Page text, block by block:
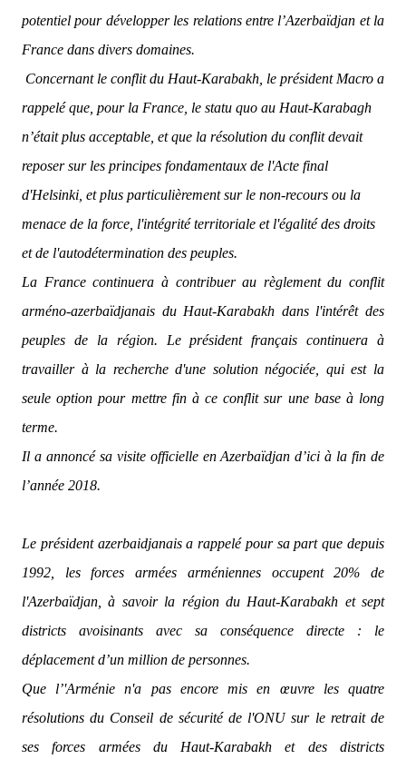
potentiel pour développer les relations entre l’Azerbaïdjan et la
France dans divers domaines.
Concernant le conflit du Haut-Karabakh, le président Macro a
rappelé que, pour la France, le statu quo au Haut-Karabagh
n’était plus acceptable, et que la résolution du conflit devait
reposer sur les principes fondamentaux de l'Acte final
d'Helsinki, et plus particulièrement sur le non-recours ou la
menace de la force, l'intégrité territoriale et l'égalité des droits
et de l'autodétermination des peuples.
La France continuera à contribuer au règlement du conflit
arméno-azerbaïdjanais du Haut-Karabakh dans l'intérêt des
peuples de la région. Le président français continuera à
travailler à la recherche d'une solution négociée, qui est la
seule option pour mettre fin à ce conflit sur une base à long
terme.
Il a annoncé sa visite officielle en Azerbaïdjan d’ici à la fin de
l’année 2018.
Le président azerbaidjanais a rappelé pour sa part que depuis
1992, les forces armées arméniennes occupent 20% de
l'Azerbaïdjan, à savoir la région du Haut-Karabakh et sept
districts avoisinants avec sa conséquence directe : le
déplacement d’un million de personnes.
Que l’'Arménie n'a pas encore mis en œuvre les quatre
résolutions du Conseil de sécurité de l'ONU sur le retrait de
ses forces armées du Haut-Karabakh et des districts